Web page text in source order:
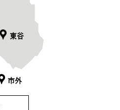
東谷
市外